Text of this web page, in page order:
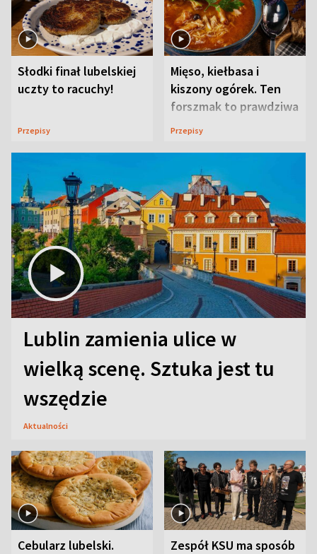
Słodki finał lubelskiej
uczty to racuchy!
Przepisy
Mięso, kiełbasa i
kiszony ogórek. Ten
forszmak to prawdziwa
uczta
Przepisy
Lublin zamienia ulice w
wielką scenę. Sztuka jest tu
wszędzie
Aktualności
Cebularz lubelski.
Zespół KSU ma sposób